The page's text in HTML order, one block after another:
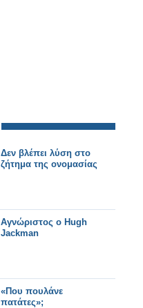
Δεν βλέπει λύση στο
ζήτημα της ονομασίας
Αγνώριστος ο Hugh
Jackman
«Που πουλάνε
πατάτες»;